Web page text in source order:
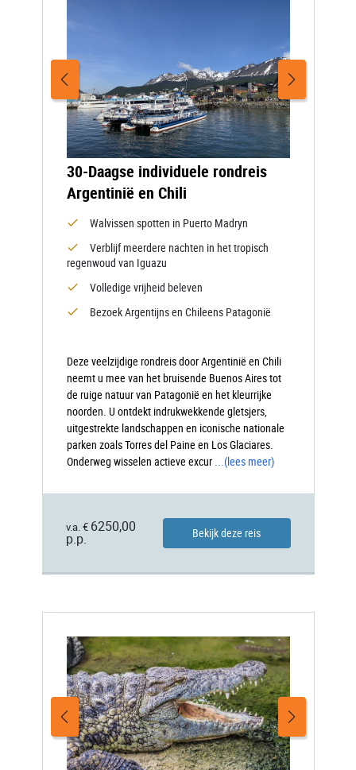
30-Daagse individuele rondreis
Argentinië en Chili
Walvissen spotten in Puerto Madryn
Verblijf meerdere nachten in het tropisch
regenwoud van Iguazu
Volledige vrijheid beleven
Bezoek Argentijns en Chileens Patagonië
Deze veelzijdige rondreis door Argentinië en Chili
neemt u mee van het bruisende Buenos Aires tot
de ruige natuur van Patagonië en het kleurrijke
noorden. U ontdekt indrukwekkende gletsjers,
uitgestrekte landschappen en iconische nationale
parken zoals Torres del Paine en Los Glaciares.
Onderweg wisselen actieve excur ...(lees meer)
v.a. € 6250,00
p.p.
Bekijk deze reis